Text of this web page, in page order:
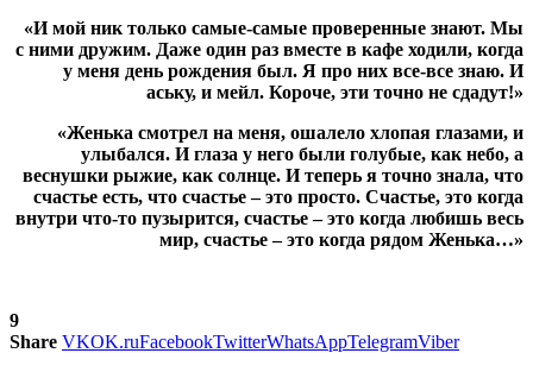
«И мой ник только самые-самые проверенные знают. Мы
с ними дружим. Даже один раз вместе в кафе ходили, когда
у меня день рождения был. Я про них все-все знаю. И
аську, и мейл. Короче, эти точно не сдадут!»
«Женька смотрел на меня, ошалело хлопая глазами, и
улыбался. И глаза у него были голубые, как небо, а
веснушки рыжие, как солнце. И теперь я точно знала, что
счастье есть, что счастье – это просто. Счастье, это когда
внутри что-то пузырится, счастье – это когда любишь весь
мир, счастье – это когда рядом Женька…»
9
Share VKOK.ruFacebookTwitterWhatsAppTelegramViber